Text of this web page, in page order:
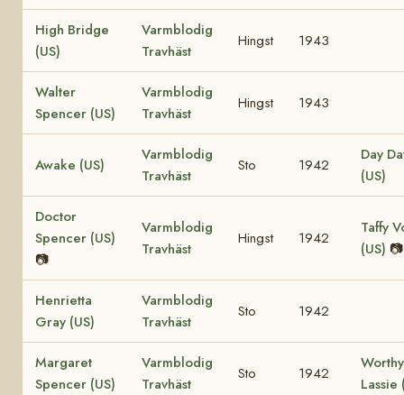
High Bridge
(US)
Varmblodig
Travhäst
Hingst 1943
Walter
Spencer (US)
Varmblodig
Travhäst
Hingst 1943
Awake (US)
Varmblodig
Travhäst
Sto 1942
Day
(US)
Doctor
Spencer (US)
📷
Varmblodig
Travhäst
Hingst 1942
Taffy
(US) 📷
Henrietta
Gray (US)
Varmblodig
Travhäst
Sto 1942
Margaret
Spencer (US)
Varmblodig
Travhäst
Sto 1942
Worthy
Lassie